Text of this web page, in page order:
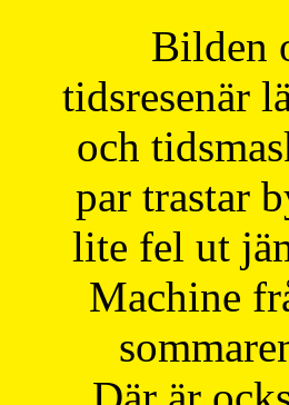
Bilden
tidsresenär
och
par trastar
lite fel ut
Machine